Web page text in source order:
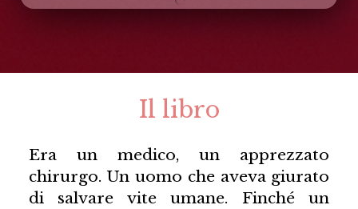
Il libro
Era un medico, un apprezzato
chirurgo. Un uomo che aveva giurato
di salvare vite umane. Finché un